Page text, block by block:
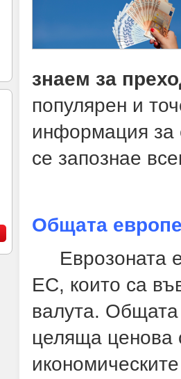
знаем за
популярен и
информация за
се запознае
Общата
Еврозоната е
ЕС, които са
валута. Общата
целяща ценова